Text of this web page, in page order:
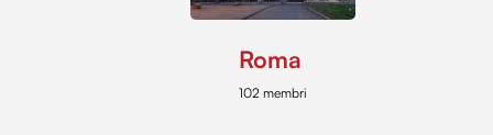
Roma
102 membri